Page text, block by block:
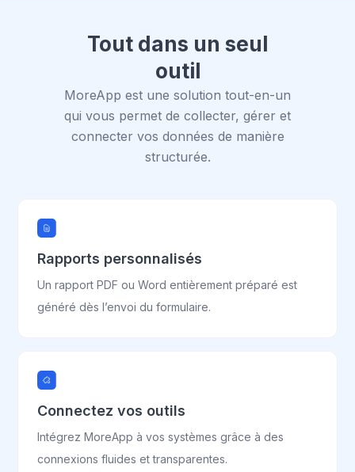
Tout dans un seul
outil
MoreApp est une solution tout-en-un
qui vous permet de collecter, gérer et
connecter vos données de manière
structurée.
Rapports personnalisés
Un rapport PDF ou Word entièrement préparé est
généré dès l’envoi du formulaire.
Connectez vos outils
Intégrez MoreApp à vos systèmes grâce à des
connexions fluides et transparentes.